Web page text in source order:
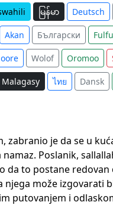
မြန်မာ Deutsch
Akan Български
Wolof Oromoo
Malagasy ไทย Dansk
zabranio je da se u
Poslanik,
da to postane
njega može
putovanjem i